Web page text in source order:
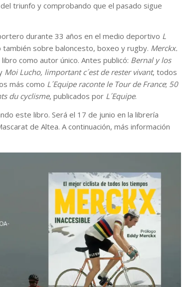
triunfo y comprobando que el pasado sigue
durante 33 años en el medio deportivo L
sobre baloncesto, boxeo y rugby. Merckx.
como autor único. Antes publicó: Bernal y los
Moi Lucho, limportant c´est de rester vivant, todos
más como L´Equipe raconte le Tour de France; 50
du cyclisme, publicados por L´Equipe.
este libro. Será el 17 de junio en la librería
de Altea. A continuación, más información